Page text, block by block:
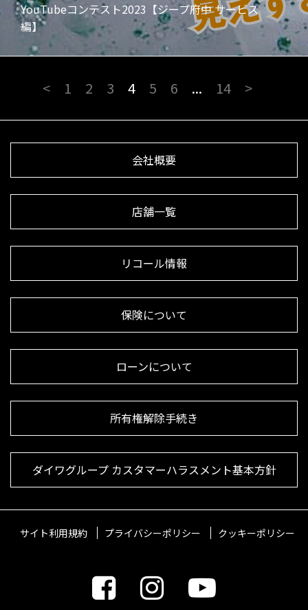
YouTubeコンテスト2023【ジープ府中 サービス
編】
< 1 2 3 4 5 6 ... 14 >
会社概要
店舗一覧
リコール情報
保険について
ローンについて
所有権解除手続き
ダイワグループ カスタマーハラスメント基本方針
サイト利用規約 プライバシーポリシー クッキーポリシー